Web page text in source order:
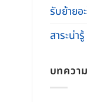
รับย้ายอ
สาระน่ารู้
บทควา